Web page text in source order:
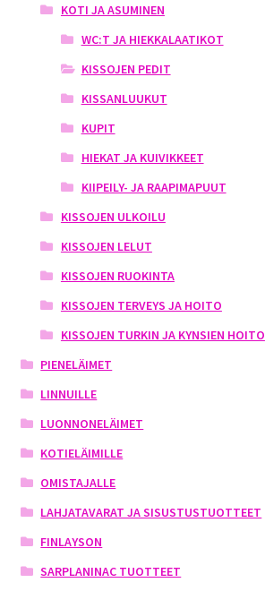
KOTI JA ASUMINEN
WC:T JA HIEKKALAATIKOT
KISSOJEN PEDIT
KISSANLUUKUT
KUPIT
HIEKAT JA KUIVIKKEET
KIIPEILY- JA RAAPIMAPUUT
KISSOJEN ULKOILU
KISSOJEN LELUT
KISSOJEN RUOKINTA
KISSOJEN TERVEYS JA HOITO
KISSOJEN TURKIN JA KYNSIEN HOITO
PIENELÄIMET
LINNUILLE
LUONNONELÄIMET
KOTIELÄIMILLE
OMISTAJALLE
LAHJATAVARAT JA SISUSTUSTUOTTEET
FINLAYSON
SARPLANINAC TUOTTEET